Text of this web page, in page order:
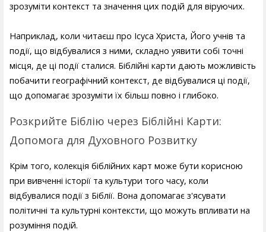
зрозуміти контекст та значення цих подій для віруючих.
Наприклад, коли читаєш про Ісуса Христа, Його учнів та
події, що відбувалися з ними, складно уявити собі точні
місця, де ці події сталися. Біблійні карти дають можливість
побачити географічний контекст, де відбувалися ці події,
що допомагає зрозуміти їх більш повно і глибоко.
Розкрийте Біблію через Біблійні Карти:
Допомога для Духовного Розвитку
Крім того, колекція біблійних карт може бути корисною
при вивченні історії та культури того часу, коли
відбувалися події з Біблії. Вона допомагає з'ясувати
політичні та культурні контексти, що можуть впливати на
розуміння подій.